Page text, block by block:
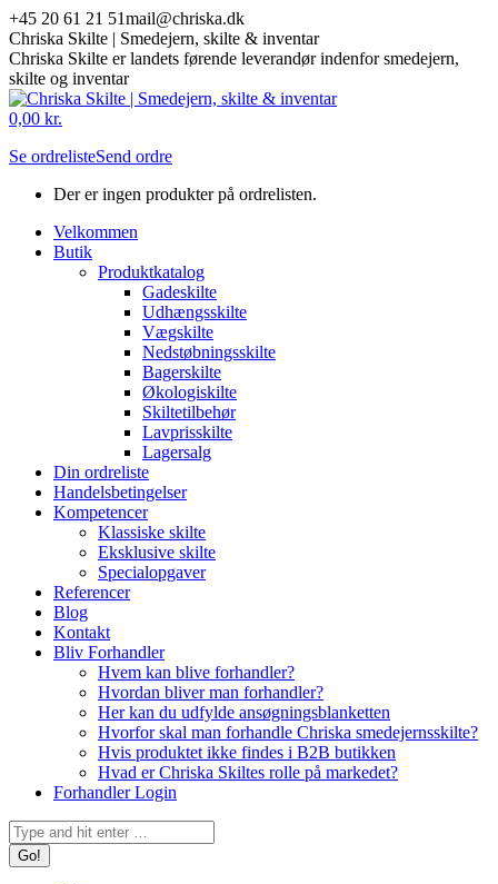
Skip
to
content
+45 20 61 21 51mail@chriska.dk
Chriska Skilte | Smedejern, skilte & inventar
Chriska Skilte er landets førende leverandør indenfor smedejern,
skilte og inventar
Mail
opens
new
Facebook
opens
new
0,00 kr.
Se ordrelisteSend ordre
Der er ingen produkter på ordrelisten.
Velkommen
Butik
Produktkatalog
Gadeskilte
Udhængsskilte
Vægskilte
Nedstøbningsskilte
Bagerskilte
Økologiskilte
Skiltetilbehør
Lavprisskilte
Lagersalg
Din ordreliste
Handelsbetingelser
Kompetencer
Klassiske skilte
Eksklusive skilte
Specialopgaver
Referencer
Blog
Kontakt
Bliv Forhandler
Hvem kan blive forhandler?
Hvordan bliver man forhandler?
Her kan du udfylde ansøgningsblanketten
Hvorfor skal man forhandle Chriska smedejernsskilte?
Hvis produktet ikke findes i B2B butikken
Hvad er Chriska Skiltes rolle på markedet?
Forhandler Login
Search: